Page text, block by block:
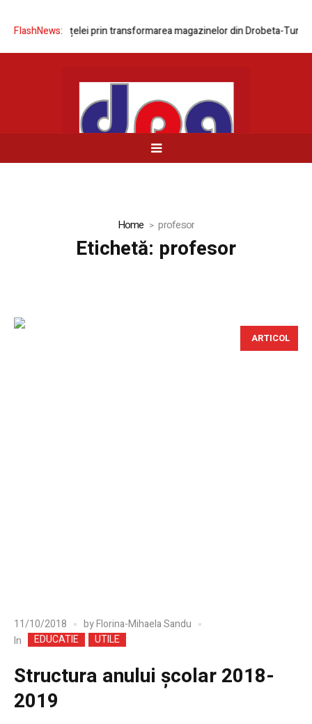
FlashNews:rețelei prin transformarea magazinelor din Drobeta-Turnu
Home profesor
Etichetă: profesor
ARTICOL
11/10/2018 byFlorina-Mihaela Sandu
In
EDUCATIE UTILE
Structura anului școlar 2018-
2019